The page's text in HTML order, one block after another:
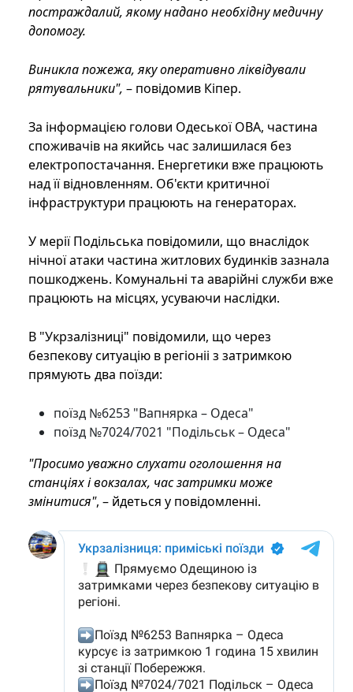
постраждалий, якому надано необхідну медичну
допомогу.
Виникла пожежа, яку оперативно ліквідували
рятувальники", – повідомив Кіпер.
За інформацією голови Одеської ОВА, частина
споживачів на якийсь час залишилася без
електропостачання. Енергетики вже працюють
над її відновленням. Об'єкти критичної
інфраструктури працюють на генераторах.
У мерії Подільська повідомили, що внаслідок
нічної атаки частина житлових будинків зазнала
пошкоджень. Комунальні та аварійні служби вже
працюють на місцях, усуваючи наслідки.
В "Укрзалізниці" повідомили, що через
безпекову ситуацію в регіоніі з затримкою
прямують два поїзди:
поїзд №6253 "Вапнярка – Одеса"
поїзд №7024/7021 "Подільськ – Одеса"
"Просимо уважно слухати оголошення на
станціях і вокзалах, час затримки може
змінитися", – йдеться у повідомленні.